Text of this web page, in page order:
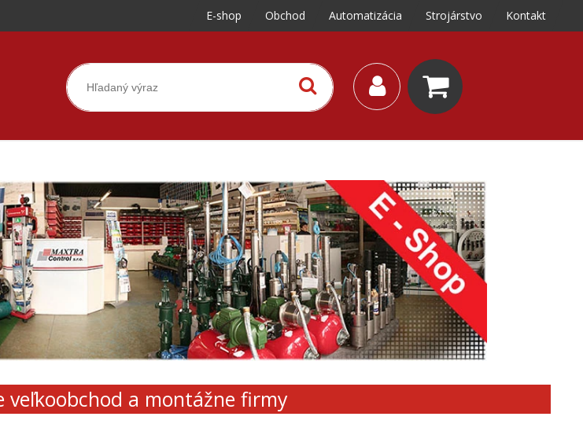
E-shop Obchod Automatizácia Strojárstvo Kontakt
veľkoobchod a montážne firmy